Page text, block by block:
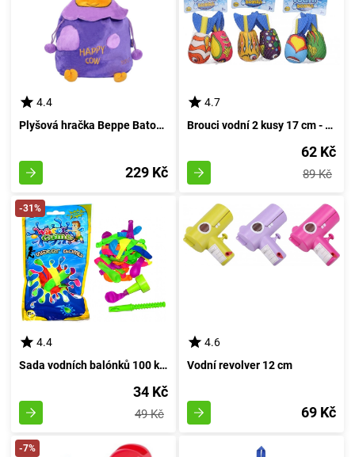
4.4
Plyšová hračka Beppe Batoh - Měkká hračka kravička
229 Kč
4.7
Brouci vodní 2 kusy 17 cm - České obaly
62 Kč
89 Kč
-31%
4.4
Sada vodních balónků 100 kousků
34 Kč
49 Kč
4.6
Vodní revolver 12 cm
69 Kč
-7%